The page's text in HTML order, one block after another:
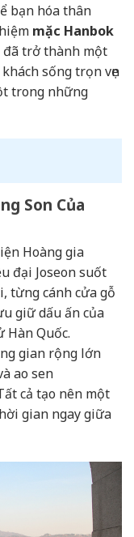
bạn hóa thân
mặc Hanbok
đã trở thành một
sống trọn vẹn
trong những
Son Của
Hoàng gia
đại Joseon suốt
từng cánh cửa gỗ
giữ dấu ấn của
Hàn Quốc.
gian rộng lớn
ao sen
cả tạo nên một
gian ngay giữa